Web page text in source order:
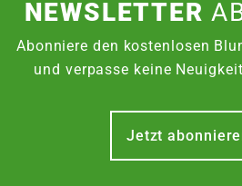
NEWSLETTER
Abonniere den kostenlosen
und verpasse keine
Jetzt